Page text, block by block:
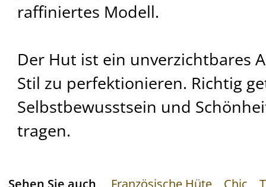
raffiniertes Modell.
Der Hut ist ein unverzichtbares
Stil zu perfektionieren. Richtig
Selbstbewusstsein und
tragen.
Sehen Sie auch Französische Hüte Chic